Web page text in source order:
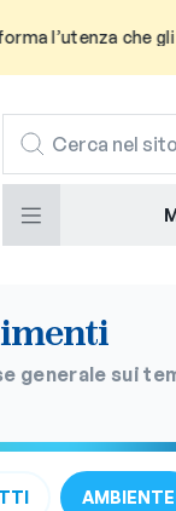
l’utenza che gli
CERCA
generale sui
AMBIENTE